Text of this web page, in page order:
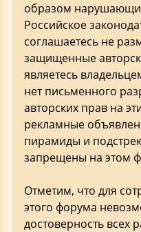
образом
Российское
соглашаетесь не
защищенные
являетесь
нет письменного
авторских прав на
рекламные
пирамиды и
запрещены на этом
Отметим, что для
этого форума
достоверность